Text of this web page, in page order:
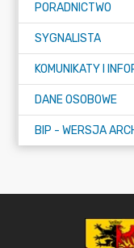
PORADNICTWO
SYGNALISTA
KOMUNIKATY I
DANE OSOBOWE
BIP - WERSJA